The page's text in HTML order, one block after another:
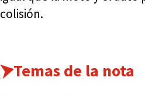
colisión.
Temas de la nota